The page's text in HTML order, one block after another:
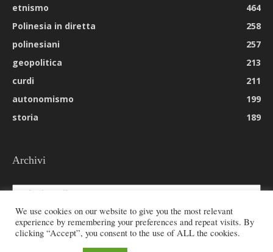
etnismo
464
Polinesia in diretta
258
polinesiani
257
geopolitica
213
curdi
211
autonomismo
199
storia
189
Archivi
Archivi
We use cookies on our website to give you the most relevant
experience by remembering your preferences and repeat visits. By
clicking “Accept”, you consent to the use of ALL the cookies.